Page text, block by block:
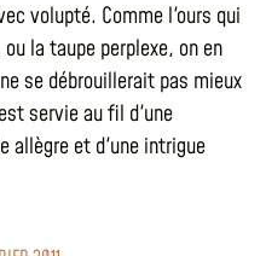
volupté. Comme l'ours qui
la taupe perplexe, on en
se débrouillerait pas mieux
servie au fil d'une
allègre et d'une intrigue